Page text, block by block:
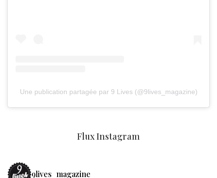
Une publication partagée par 9 Lives (@9lives_magazine)
Flux Instagram
9lives_magazine